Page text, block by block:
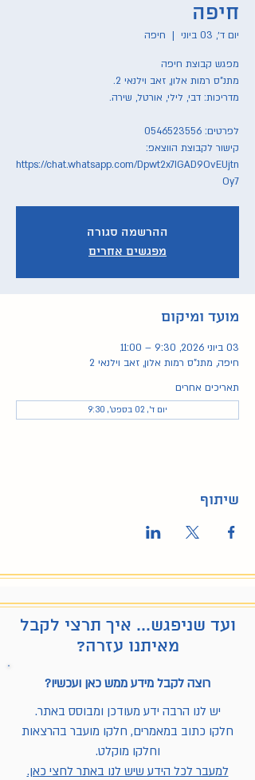
חיפה
יום ד׳, 03 ביוני
  |
חיפה
קישור לקבוצת הווצאפ:
https://chat.whatsapp.com/Dpwt2x7IGAD9OvEUjtn
Oy7
ההרשמה סגורה
מפגשים אחרים
מועד ומיקום
03 ביוני 2026, 9:30 – 11:00
חיפה, מתנ"ס רמות אלון, זאב וילנאי 2
תאריכים אחרים
יום ד׳, 02 בספט׳, 9:30
שיתוף
ועד שניפגש... איך תרצי לקבל
מאיתנו עזרה?
רוצה לקבל מידע ממש כאן ועכשיו?
יש לנו הרבה ידע מעודכן ומבוסס באתר.
חלקו כתוב במאמרים, חלקו מועבר בהרצאות
וחלקו מוקלט.
למעבר לכל הידע שיש לנו באתר לחצי כאן.